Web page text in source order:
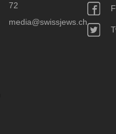
72
media@swissjews.ch